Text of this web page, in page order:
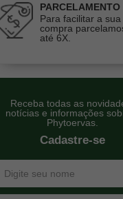
PARCELAMENTO
Para facilitar a sua
compra
até 6X.
Receba todas as
notícias e informações
Phytoervas.
Cadastre-se